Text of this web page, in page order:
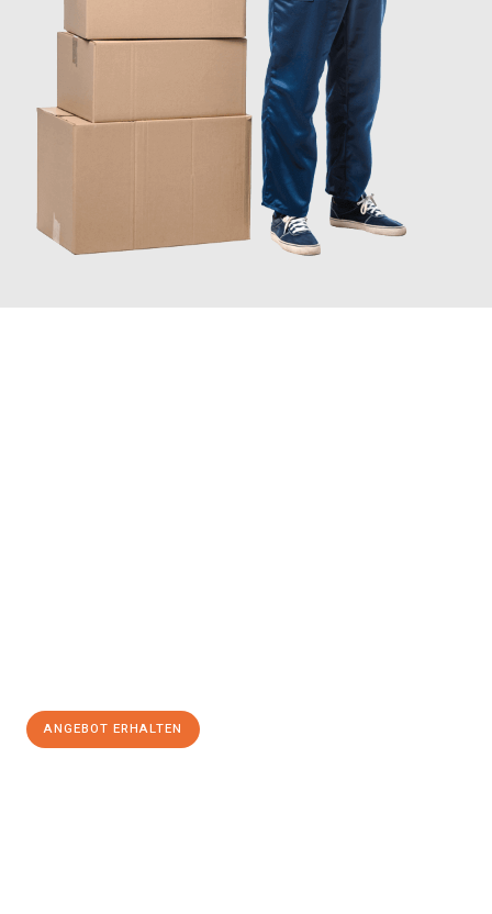
ANGEBOT ERHALTEN